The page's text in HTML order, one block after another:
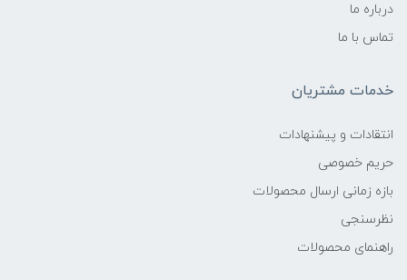
درباره ما
تماس با ما
خدمات مشتریان
انتقادات و پیشنهادات
حریم خصوصی
بازه زمانی ارسال محصولات
نظرسنجی
راهنمای محصولات